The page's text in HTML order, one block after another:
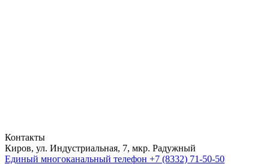
Контакты
Киров, ул. Индустриальная, 7, мкр. Радужный
Единый многоканальный телефон +7 (8332) 71-50-50